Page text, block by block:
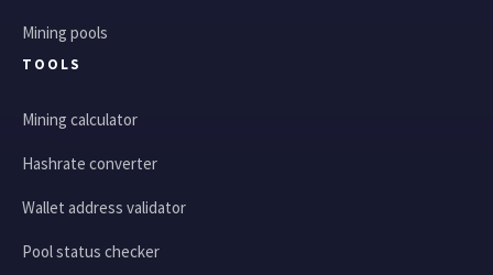
Mining pools
TOOLS
Mining calculator
Hashrate converter
Wallet address validator
Pool status checker